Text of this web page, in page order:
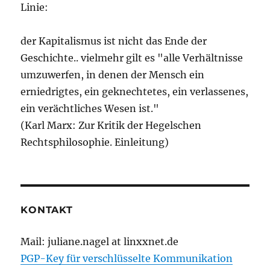
Linie:
der Kapitalismus ist nicht das Ende der
Geschichte.. vielmehr gilt es "alle Verhältnisse
umzuwerfen, in denen der Mensch ein
erniedrigtes, ein geknechtetes, ein verlassenes,
ein verächtliches Wesen ist."
(Karl Marx: Zur Kritik der Hegelschen
Rechtsphilosophie. Einleitung)
KONTAKT
Mail: juliane.nagel at linxxnet.de
PGP-Key für verschlüsselte Kommunikation